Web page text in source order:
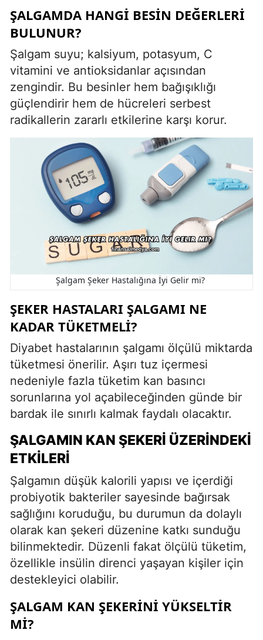
ŞALGAMDA HANGI BESIN DEĞERLERI
BULUNUR?
Şalgam suyu; kalsiyum, potasyum, C
vitamini ve antioksidanlar açısından
zengindir. Bu besinler hem bağışıklığı
güçlendirir hem de hücreleri serbest
radikallerin zararlı etkilerine karşı korur.
Şalgam Şeker Hastalığına İyi Gelir mi?
ŞEKER HASTALARI ŞALGAMI NE
KADAR TÜKETMELI?
Diyabet hastalarının şalgamı ölçülü miktarda
tüketmesi önerilir. Aşırı tuz içermesi
nedeniyle fazla tüketim kan basıncı
sorunlarına yol açabileceğinden günde bir
bardak ile sınırlı kalmak faydalı olacaktır.
ŞALGAMIN KAN ŞEKERI ÜZERINDEKI
ETKILERI
Şalgamın düşük kalorili yapısı ve içerdiği
probiyotik bakteriler sayesinde bağırsak
sağlığını koruduğu, bu durumun da dolaylı
olarak kan şekeri düzenine katkı sunduğu
bilinmektedir. Düzenli fakat ölçülü tüketim,
özellikle insülin direnci yaşayan kişiler için
destekleyici olabilir.
ŞALGAM KAN ŞEKERINI YÜKSELTIR
MI?